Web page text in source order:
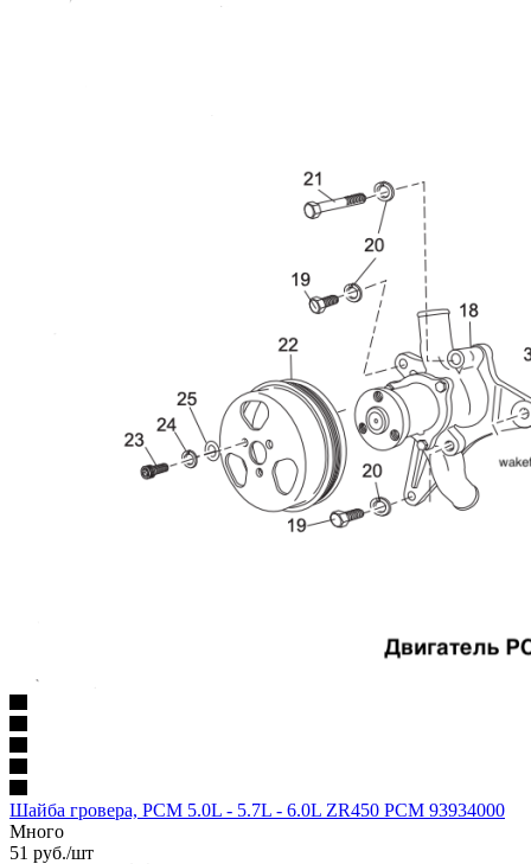
Шайба гровера, PCM 5.0L - 5.7L - 6.0L ZR450 PCM 93934000
Много
51 руб./шт